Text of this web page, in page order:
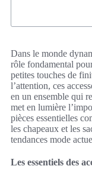
Dans le monde
rôle fondamental
petites touches de
l’attention, ces
en un ensemble qui
met en lumière
pièces essentielles
les chapeaux et les
tendances mode
Les essentiels des